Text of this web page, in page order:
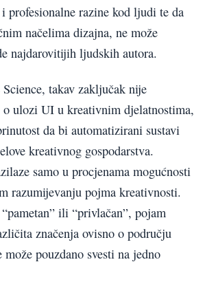
profesionalne razine kod ljudi te da
načelima dizajna, ne može
najdarovitijih ljudskih autora.
takav zaključak nije
o ulozi UI u kreativnim djelatnostima,
da bi automatizirani sustavi
kreativnog gospodarstva.
samo u procjenama mogućnosti
razumijevanju pojma kreativnosti.
ili “privlačan”, pojam
značenja ovisno o području
pouzdano svesti na jedno